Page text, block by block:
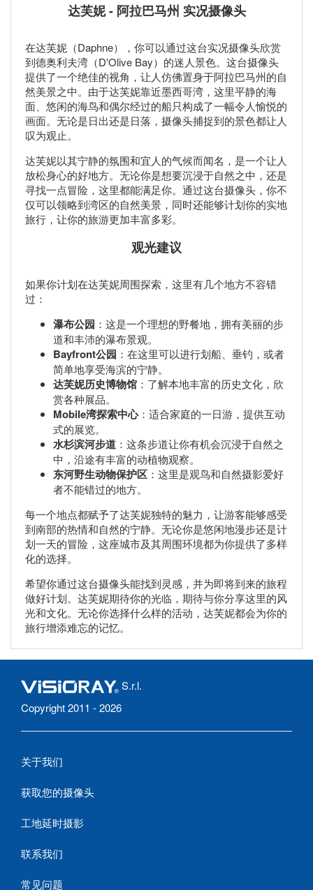
达芙妮 - 阿拉巴马州 实况摄像头
在达芙妮（Daphne），你可以通过这台实况摄像头欣赏
到德奥利夫湾（D'Olive Bay）的迷人景色。这台摄像头
提供了一个绝佳的视角，让人仿佛置身于阿拉巴马州的自
然美景之中。由于达芙妮靠近墨西哥湾，这里平静的海
面、悠闲的海鸟和偶尔经过的船只构成了一幅令人愉悦的
画面。无论是日出还是日落，摄像头捕捉到的景色都让人
叹为观止。
达芙妮以其宁静的氛围和宜人的气候而闻名，是一个让人
放松身心的好地方。无论你是想要沉浸于自然之中，还是
寻找一点冒险，这里都能满足你。通过这台摄像头，你不
仅可以领略到湾区的自然美景，同时还能够计划你的实地
旅行，让你的旅游更加丰富多彩。
观光建议
如果你计划在达芙妮周围探索，这里有几个地方不容错
过：
瀑布公园 ：这是一个理想的野餐地，拥有美丽的步
道和丰沛的瀑布景观。
Bayfront公园 ：在这里可以进行划船、垂钓，或者
简单地享受海滨的宁静。
达芙妮历史博物馆 ：了解本地丰富的历史文化，欣
赏各种展品。
Mobile湾探索中心：适合家庭的一日游，提供互动
式的展览。
水杉滨河步道 ：这条步道让你有机会沉浸于自然之
中，沿途有丰富的动植物观察。
东河野生动物保护区 ：这里是观鸟和自然摄影爱好
者不能错过的地方。
每一个地点都赋予了达芙妮独特的魅力，让游客能够感受
到南部的热情和自然的宁静。无论你是悠闲地漫步还是计
划一天的冒险，这座城市及其周围环境都为你提供了多样
化的选择。
希望你通过这台摄像头能找到灵感，并为即将到来的旅程
做好计划。达芙妮期待你的光临，期待与你分享这里的风
光和文化。无论你选择什么样的活动，达芙妮都会为你的
旅行增添难忘的记忆。
S.r.l.
Copyright 2011 - 2026
关于我们
获取您的摄像头
工地延时摄影
联系我们
常见问题